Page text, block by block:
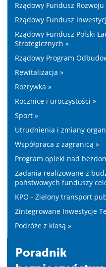
Rządowy Fundusz Rozwoju
Rządowy Fundusz
Rządowy Fundusz Polski
Strategicznych »
Rządowy Program
Rewitalizacja »
Rozrywka »
Rocznice i uroczystości »
Sport »
Utrudnienia i zmiany
Współpraca z zagranicą »
Program opieki nad
Zadania realizowane z
państwowych funduszy
KPO - Zielony transport
Zintegrowane Inwestycje
Podróże z klasą »
Poradnik